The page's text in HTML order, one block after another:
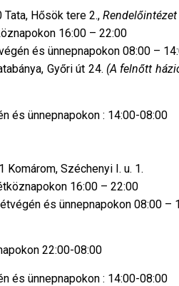
Hősök tere 2.,
16:00 – 22:00
08:00 –
Győri út 24. (A felnőtt
: 14:00-08:00
Széchenyi I. u. 1.
16:00 – 22:00
08:00 –
08:00
: 14:00-08:00